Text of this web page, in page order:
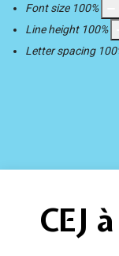
Font size 100%
Line height 100%
Letter spacing 100
CEJ